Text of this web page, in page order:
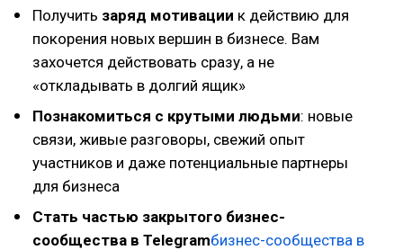
Получить заряд мотивации к действию для
покорения новых вершин в бизнесе. Вам
захочется действовать сразу, а не
«откладывать в долгий ящик»
Познакомиться с крутыми людьми: новые
связи, живые разговоры, свежий опыт
участников и даже потенциальные партнеры
для бизнеса
Стать частью закрытого бизнес-
сообщества в Telegramбизнес-сообщества в